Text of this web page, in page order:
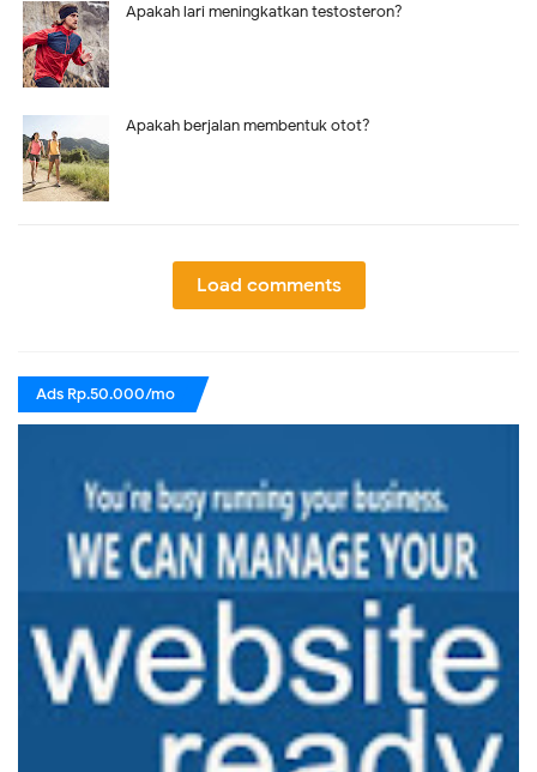
Apakah lari meningkatkan testosteron?
Apakah berjalan membentuk otot?
Load comments
Ads Rp.50.000/mo